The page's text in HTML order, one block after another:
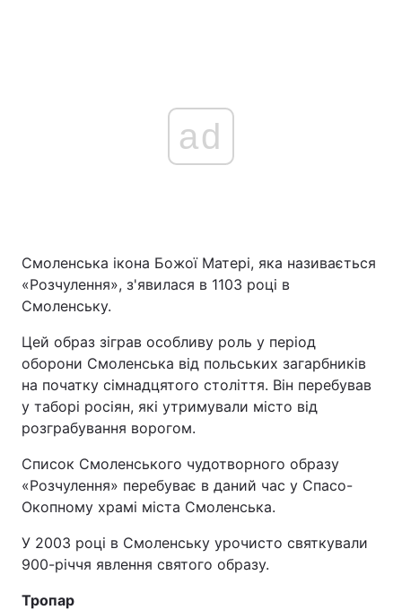
ad
Смоленська ікона Божої Матері, яка називається
«Розчулення», з'явилася в 1103 році в
Смоленську.
Цей образ зіграв особливу роль у період
оборони Смоленська від польських загарбників
на початку сімнадцятого століття. Він перебував
у таборі росіян, які утримували місто від
розграбування ворогом.
Список Смоленського чудотворного образу
«Розчулення» перебуває в даний час у Спасо-
Окопному храмі міста Смоленська.
У 2003 році в Смоленську урочисто святкували
900-річчя явлення святого образу.
Тропар